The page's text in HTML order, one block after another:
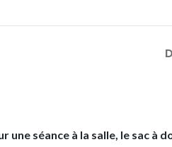
séance à la salle, le sac